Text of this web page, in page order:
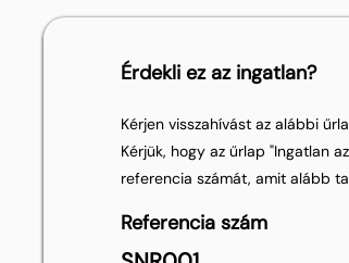
Érdekli ez az ingatlan?
Kérjen visszahívást az alábbi
Kérjük, hogy az űrlap "Ingatlan
referencia számát, amit alább
Referencia szám